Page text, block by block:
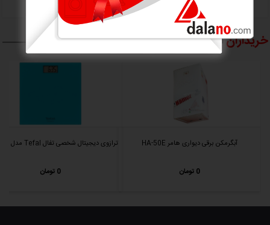
خریداراناین محصول ، محصولات زیر را هم خریده اند
آبگرمکن برقی دیواری هامر HA-50E
0 تومان
ترازوی دیجیتال شخصی تفال Tefal مدل PP1133
0 تومان